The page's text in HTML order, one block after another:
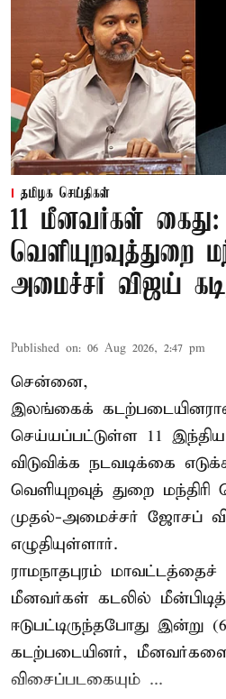
தமிழக செய்திகள்
11 மீனவர்கள் கைது:
வெளியுறவுத்துறை
அமைச்சர் விஜய்
Published on: 06 Aug 2026, 2:47 pm
சென்னை,
இலங்கைக்
செய்யப்பட்டுள்ள 11
விடுவிக்க நடவடிக்கை
வெளியுறவுத் துறை
முதல்-அமைச்சர் ஜோசப்
எழுதியுள்ளார்.
ராமநாதபுரம்
மீனவர்கள் கடலில்
ஈடுபட்டிருந்தபோது இன்று
கடற்படையினர்,
விசைப்படகையும் ...